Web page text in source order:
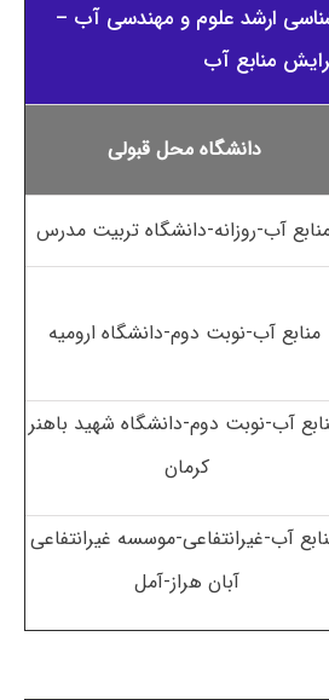
ارشد علوم و مهندسی آب –
منابع آب
دانشگاه محل قبولی
آب-روزانه-دانشگاه تربیت مدرس
منابع آب-نوبت دوم-دانشگاه ارومیه
آب-نوبت دوم-دانشگاه شهید باهنر
کرمان
آب-غیرانتفاعی-موسسه غیرانتفاعی
آبان هراز-آمل